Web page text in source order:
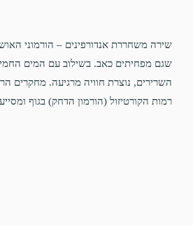
שירה משחררת אנדורפינים – הורמוני
שגם מפחיתים כאב. בשילוב עם המים
השרירים, נוצרת חוויה מרגיעה. מחקרים
רמות הקורטיזול (הורמון הדחק) בגוף